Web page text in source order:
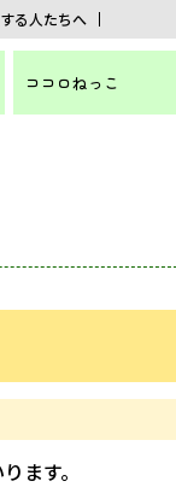
る人たちへ
ココロねっこ
ます。